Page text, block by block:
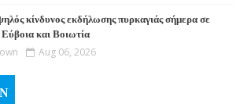
κίνδυνος εκδήλωσης πυρκαγιάς σήμερα σε
και Βοιωτία
Aug 06, 2026